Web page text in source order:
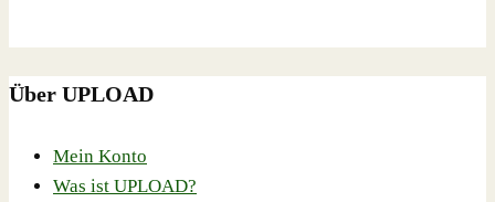
Über UPLOAD
Mein Konto
Was ist UPLOAD?